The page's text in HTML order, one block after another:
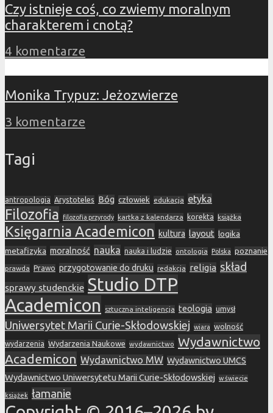
Czy istnieje coś, co zwiemy moralnym
charakterem i cnotą?
4 komentarze
Monika Trypuz: Jeżozwierze
3 komentarze
Tagi
antropologia Arystoteles Bóg człowiek edukacja etyka
Filozofia filozofia przyrody kartka z kalendarza korekta książka
Księgarnia Academicon kultura layout logika
metafizyka moralność nauka nauka i ludzie ontologia Polska poznanie
prawda Prawo przygotowanie do druku redakcja religia skład
sprawy studenckie Studio DTP
Academicon
sztuczna inteligencja teologia umysł
Uniwersytet Marii Curie-Skłodowskiej wiara wolność
wydarzenia Wydarzenia Naukowe wydawnictwo Wydawnictwo
Academicon Wydawnictwo MW Wydawnictwo UMCS
Wydawnictwo Uniwersytetu Marii Curie-Skłodowskiej w świecie
książek łamanie